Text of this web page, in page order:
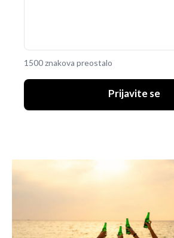
1500 znakova preostalo
Prijavite se